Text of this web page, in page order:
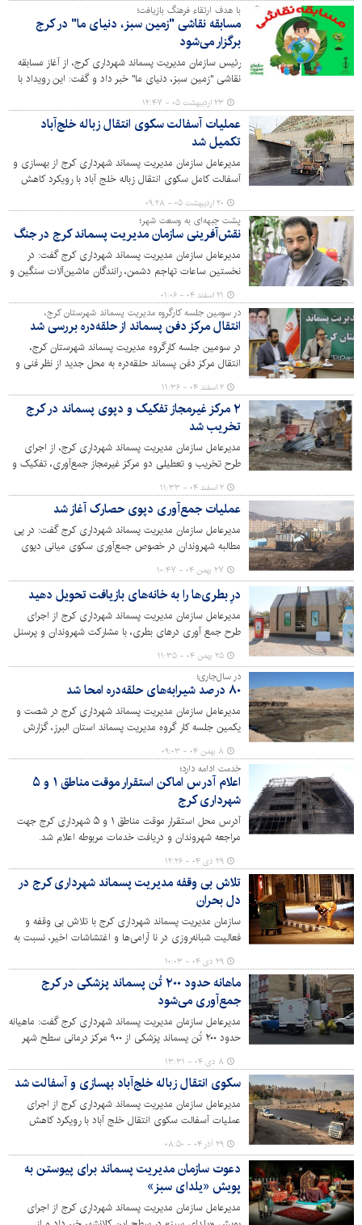
با هدف ارتقاء فرهنگ بازیافت؛
مسابقه نقاشی "زمین سبز، دنیای ما" در کرج
برگزار می‌شود
رئیس سازمان مدیریت پسماند شهرداری کرج، از آغاز مسابقه
نقاشی "زمین سبز، دنیای ما" خبر داد و گفت: این رویداد با
هدف ترویج فرهنگ بازیافت و آگاهی زیست محیطی برگزار
می‌شود.
۲۳ اردیبهشت ۰۵ - ۱۲:۴۷
عملیات آسفالت سکوی انتقال زباله خلج‌آباد
تکمیل شد
مدیرعامل سازمان مدیریت پسماند شهرداری کرج از بهسازی و
آسفالت کامل سکوی انتقال زباله خلج آباد با رویکرد کاهش
مخاطرات زیست محیطی خبر داد.
۲۰ اردیبهشت ۰۵ - ۰۹:۲۸
پشت جبهه‌ای به وسعت شهر؛
نقش‌آفرینی سازمان مدیریت پسماند کرج در جنگ
مدیرعامل سازمان مدیریت پسماند شهرداری کرج گفت: در
نخستین ساعات تهاجم دشمن، رانندگان ماشین‌آلات سنگین و
نیروهای عملیاتی، بی‌درنگ در صحنه حاضر شدند. با آمادگی
کامل و هماهنگی منسجم، مسیرها را باز کردند، موانع را جابه‌جا
نموده و پشتیبانی بی‌وقفه‌ای از عملیات امداد و نجات ارائه
دادند. این حضور سازمان‌یافته، جلوه‌ای از تعهد و
مسئولیت‌پذیری در بحران است.
۲۱ اسفند ۰۴ - ۰۱:۰۶
در سومین جلسه کارگروه مدیریت پسماند شهرستان کرج،
انتقال مرکز دفن پسماند از حلقه‌دره بررسی شد
در سومین جلسه کارگروه مدیریت پسماند شهرستان کرج،
انتقال مرکز دفن پسماند حلقه‌دره به محل جدید از نظر فنی و
اقتصادی بررسی شد.
۲ اسفند ۰۴ - ۱۱:۳۶
۲ مرکز غیرمجاز تفکیک و دپوی پسماند در کرج
تخریب شد
مدیرعامل سازمان مدیریت پسماند شهرداری کرج، از اجرای
طرح تخریب و تعطیلی دو مرکز غیرمجاز جمع‌آوری، تفکیک و
دپوی پسماند در محدوده منطقه ۶ کلان‌شهر کرج خبر داد.
۲ اسفند ۰۴ - ۱۱:۳۳
عملیات جمع‌آوری دپوی حصارک آغاز شد
مدیرعامل سازمان مدیریت پسماند شهرداری کرج گفت: در پی
مطالبه شهروندان در خصوص جمع‌آوری سکوی میانی دپوی
حصارک در بلوار ناصربخت، عملیات جمع‌آوری این محل آغاز
شد.
۲۷ بهمن ۰۴ - ۱۰:۴۷
درِ بطری‌ها را به خانه‌های بازیافت تحویل دهید
مدیرعامل سازمان مدیریت پسماند شهرداری کرج از اجرای
طرح جمع آوری درهای بطری، با مشارکت شهروندان و پرسنل
این سازمان خبر داد.
۲۵ بهمن ۰۴ - ۱۱:۳۵
در سال‌جاری؛
۸۰ درصد شیرابه‌های حلقه‌دره امحا شد
مدیرعامل سازمان مدیریت پسماند شهرداری کرج در شصت و
یکمین جلسه کار گروه مدیریت پسماند استان البرز، گزارش
جامعی از مدیریت پسماندهای عادی، عفونی و نخاله‌های
ساختمانی ارائه داد و گفت: مدیریت شهری توانست در سال
جاری حدود ۸۰ درصد از شیرابه‌های مرکز دفن زباله حلقه‌دره را
امحا کند.
۸ بهمن ۰۴ - ۰۹:۰۳
خدمت ادامه دارد؛
اعلام آدرس اماکن استقرار موقت مناطق ۱ و ۵
شهرداری کرج
آدرس محل استقرار موقت مناطق ۱ و ۵ شهرداری کرج جهت
مراجعه شهروندان و دریافت خدمات مربوطه اعلام شد.
۲۹ دی ۰۴ - ۱۲:۲۶
تلاش بی وقفه مدیریت پسماند شهرداری کرج در
دل بحران
سازمان مدیریت پسماند شهرداری کرج با تلاش بی وقفه و
فعالیت شبانه‌روزی در نا آرامی‌ها و اغتشاشات اخیر، نسبت به
خدمت‌رسانی به شهروندان اقدام کرد و طی این روزها وقفه‌ای
در امور رفت و روب شهر ایجاد نشد.
۲۹ دی ۰۴ - ۱۰:۰۳
ماهانه حدود ۲۰۰ تُن پسماند پزشکی در کرج
جمع‌آوری می‌شود
مدیرعامل سازمان مدیریت پسماند شهرداری کرج گفت: ماهیانه
حدود ۲۰۰ تُن پسماند پزشکی از ۹۰۰ مرکز درمانی سطح شهر
کرج جمع‌آوری می‌شود.
۸ دی ۰۴ - ۱۳:۳۱
سکوی انتقال زباله خلج‌آباد بهسازی و آسفالت شد
مدیرعامل سازمان مدیریت پسماند شهرداری کرج از اجرای
عملیات آسفالت سکوی انتقال خلج آباد با رویکرد کاهش
مخاطرات زیست محیطی خبر داد.
۲۹ آذر ۰۴ - ۰۸:۵۰
دعوت سازمان مدیریت پسماند برای پیوستن به
پویش «یلدای سبز»
مدیرعامل سازمان مدیریت پسماند شهرداری کرج از اجرای